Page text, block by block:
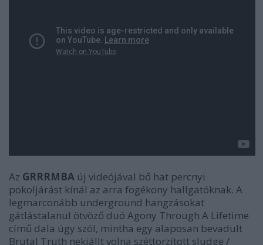
Az GRRRMBA új videójával bő hat percnyi
pokoljárást kínál az arra fogékony hallgatóknak. A
legmarconább underground hangzásokat
gátlástalanul ötvöző duó Agony Through A Lifetime
című dala úgy szól, mintha egy alaposan bevadult
Brutal Truth nekiállt volna széttorzított sludge /